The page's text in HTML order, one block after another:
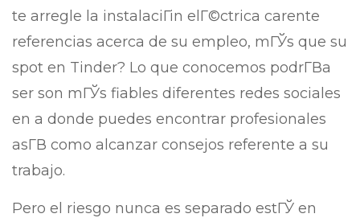
te arregle la instalaciГіn elГ©ctrica carente
referencias acerca de su empleo, mГЎs que su
spot en Tinder? Lo que conocemos podrГ­В­a
ser son mГЎs fiables diferentes redes sociales
en a donde puedes encontrar profesionales
asГ­В­ como alcanzar consejos referente a su
trabajo.
Pero el riesgo nunca es separado estГЎ en